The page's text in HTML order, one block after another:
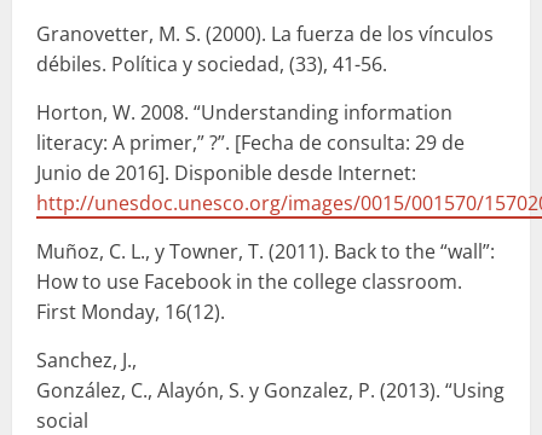
Granovetter, M. S. (2000). La fuerza de los vínculos
débiles. Política y sociedad, (33), 41-56.
Horton, W. 2008. “Understanding information
literacy: A primer,” ?”. [Fecha de consulta: 29 de
Junio de 2016]. Disponible desde Internet:
http://unesdoc.unesco.org/images/0015/001570/
Muñoz, C. L., y Towner, T. (2011). Back to the “wall”:
How to use Facebook in the college classroom.
First Monday, 16(12).
Sanchez, J.,
González, C., Alayón, S. y Gonzalez, P. (2013). “Using
social